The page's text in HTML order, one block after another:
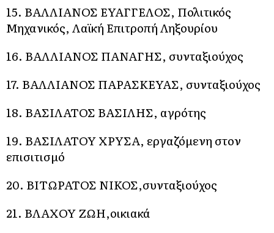
15. ΒΑΛΛΙΑΝΟΣ ΕΥΑΓΓΕΛΟΣ, Πολιτικός
Μηχανικός, Λαϊκή Επιτροπή Ληξουρίου
16. ΒΑΛΛΙΑΝΟΣ ΠΑΝΑΓΗΣ, συνταξιούχος
17. ΒΑΛΛΙΑΝΟΣ ΠΑΡΑΣΚΕΥΑΣ, συνταξιούχος
18. ΒΑΣΙΛΑΤΟΣ ΒΑΣΙΛΗΣ, αγρότης
19. ΒΑΣΙΛΑΤΟΥ ΧΡΥΣΑ, εργαζόμενη στον
επισιτισμό
20. ΒΙΤΩΡΑΤΟΣ ΝΙΚΟΣ,συνταξιούχος
21. ΒΛΑΧΟΥ ΖΩΗ,οικιακά